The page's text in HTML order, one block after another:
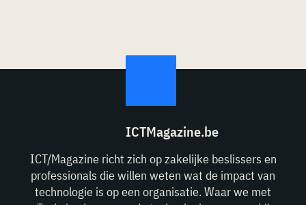
ICTMagazine.be
ICT/Magazine richt zich op zakelijke beslissers en
professionals die willen weten wat de impact van
technologie is op een organisatie. Waar we met